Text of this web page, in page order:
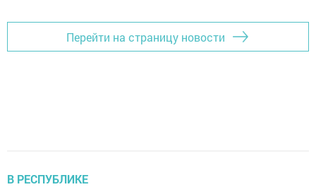
Перейти на страницу новости
В РЕСПУБЛИКЕ